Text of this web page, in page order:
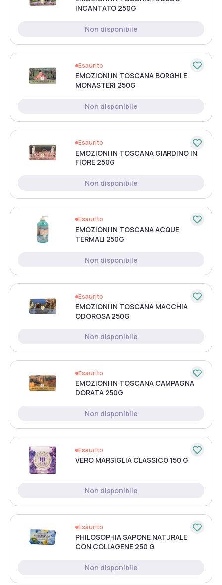
INCANTATO 250G
Non disponibile
Esaurito
EMOZIONI IN TOSCANA BORGHI E
MONASTERI 250G
Non disponibile
Esaurito
EMOZIONI IN TOSCANA GIARDINO IN
FIORE 250G
Non disponibile
Esaurito
EMOZIONI IN TOSCANA ACQUE
TERMALI 250G
Non disponibile
Esaurito
EMOZIONI IN TOSCANA MACCHIA
ODOROSA 250G
Non disponibile
Esaurito
EMOZIONI IN TOSCANA CAMPAGNA
DORATA 250G
Non disponibile
Esaurito
VERO MARSIGLIA CLASSICO 150 G
Non disponibile
Esaurito
PHILOSOPHIA SAPONE NATURALE
CON COLLAGENE 250 G
Non disponibile